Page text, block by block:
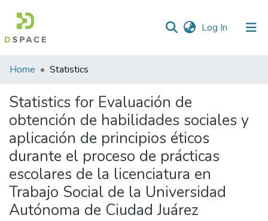
Log In (current)
Home Statistics
Statistics for Evaluación de
obtención de habilidades sociales y
aplicación de principios éticos
durante el proceso de prácticas
escolares de la licenciatura en
Trabajo Social de la Universidad
Autónoma de Ciudad Juárez